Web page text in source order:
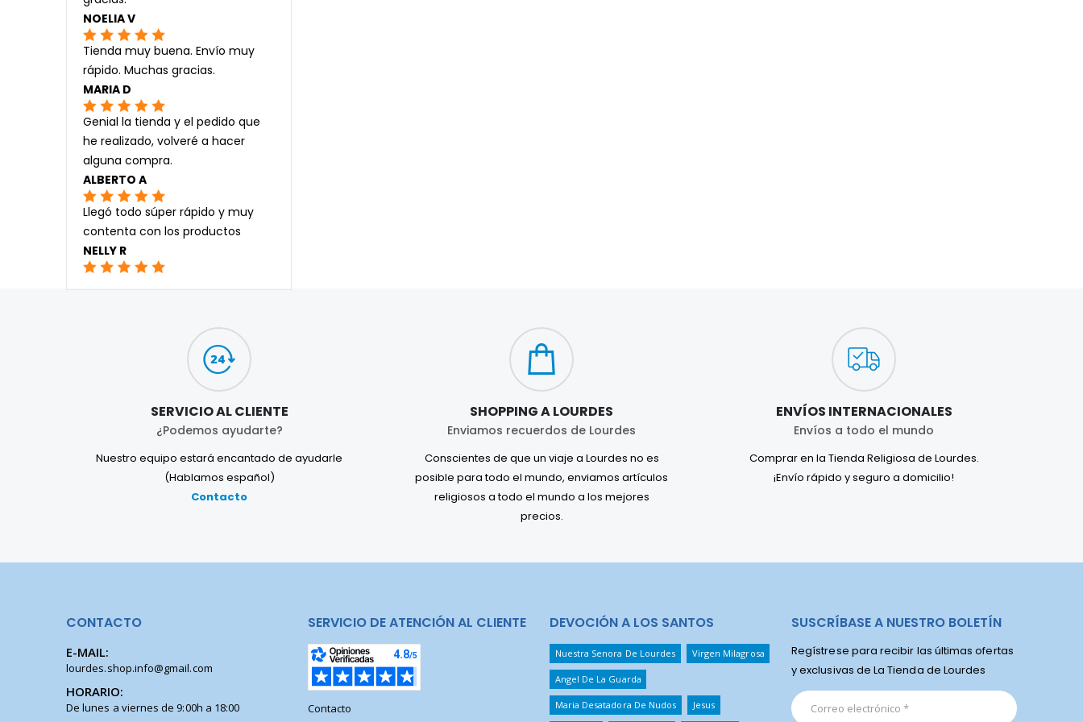
NOELIA V
Tienda muy buena. Envío muy
rápido. Muchas gracias.
MARIA D
Genial la tienda y el pedido que
he realizado, volveré a hacer
alguna compra.
ALBERTO A
Llegó todo súper rápido y muy
contenta con los productos
NELLY R
SERVICIO AL CLIENTE
¿Podemos ayudarte?
Nuestro equipo estará encantado de ayudarle
(Hablamos español)
Contacto
SHOPPING A LOURDES
Enviamos recuerdos de Lourdes
Conscientes de que un viaje a Lourdes no es
posible para todo el mundo, enviamos artículos
religiosos a todo el mundo a los mejores
precios.
ENVÍOS INTERNACIONALES
Envíos a todo el mundo
Comprar en la Tienda Religiosa de Lourdes.
¡Envío rápido y seguro a domicilio!
CONTACTO
E-MAIL:
lourdes.shop.info@gmail.com
HORARIO:
De lunes a viernes de 9:00h a 18:00
SERVICIO DE ATENCIÓN AL CLIENTE
Contacto
DEVOCIÓN A LOS SANTOS
Nuestra Senora De Lourdes Virgen Milagrosa
Angel De La Guarda
Maria Desatadora De Nudos Jesus
SUSCRÍBASE A NUESTRO BOLETÍN
Regístrese para recibir las últimas ofertas
y exclusivas de La Tienda de Lourdes